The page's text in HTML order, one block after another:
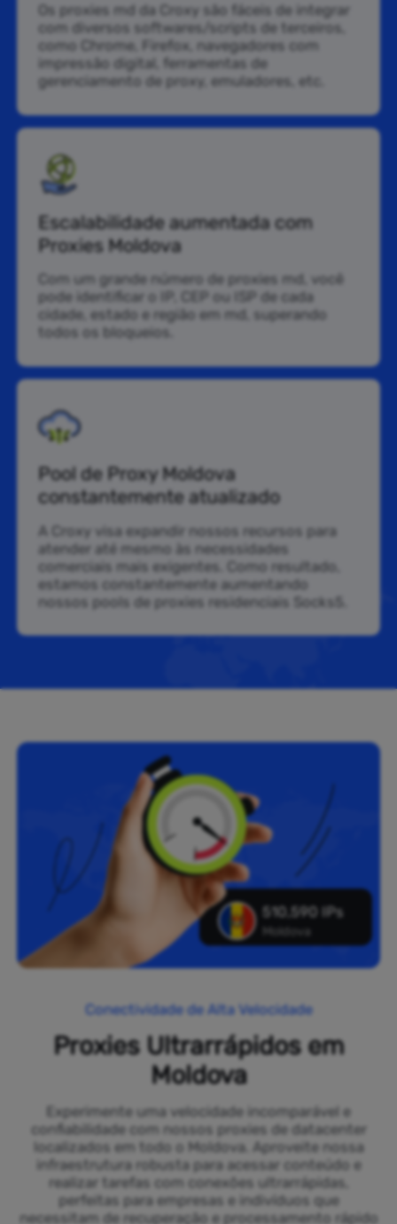
Os proxies md da Croxy são fáceis de integrar
com diversos softwares/scripts de terceiros,
como Chrome, Firefox, navegadores com
impressão digital, ferramentas de
gerenciamento de proxy, emuladores, etc.
Escalabilidade aumentada com
Proxies Moldova
Com um grande número de proxies md, você
pode identificar o IP, CEP ou ISP de cada
cidade, estado e região em md, superando
todos os bloqueios.
Pool de Proxy Moldova
constantemente atualizado
A Croxy visa expandir nossos recursos para
atender até mesmo às necessidades
comerciais mais exigentes. Como resultado,
estamos constantemente aumentando
nossos pools de proxies residenciais Socks5.
510,590 IPs
Moldova
Conectividade de Alta Velocidade
Proxies Ultrarrápidos em
Moldova
Experimente uma velocidade incomparável e
confiabilidade com nossos proxies de datacenter
localizados em todo o Moldova. Aproveite nossa
infraestrutura robusta para acessar conteúdo e
realizar tarefas com conexões ultrarrápidas,
perfeitas para empresas e indivíduos que
necessitam de recuperação e processamento rápido